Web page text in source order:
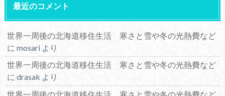
最近のコメント
世界一周後の北海道移住生活 寒さと雪や冬の光熱費など
に mosariより
世界一周後の北海道移住生活 寒さと雪や冬の光熱費など
に drasak より